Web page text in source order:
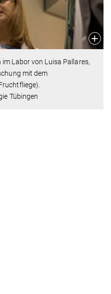
Labor von Luisa Pallares,
mit dem
Tübingen